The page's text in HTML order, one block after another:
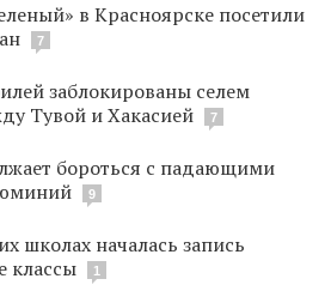
в Красноярске посетили
7
заблокированы селем
Тувой и Хакасией
7
бороться с падающими
9
школах началась запись
классы
1